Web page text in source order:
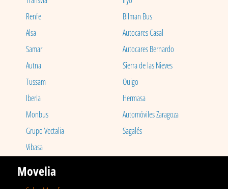
Renfe
Bilman Bus
Alsa
Autocares Casal
Samar
Autocares Bernardo
Autna
Sierra de las Nieves
Tussam
Ouigo
Iberia
Hermasa
Monbus
Automóviles Zaragoza
Grupo Vectalia
Sagalés
Vibasa
Movelia